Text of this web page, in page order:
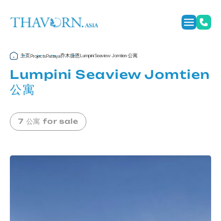
主页ProjectsPattaya乔木提恩Lumpini Seaview Jomtien 公寓
Lumpini Seaview Jomtien
公寓
7 公寓 for sale